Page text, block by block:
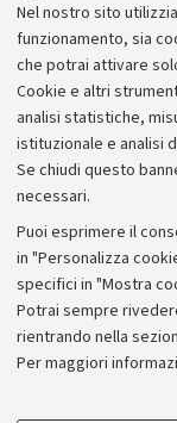
Nel nostro sito
funzionamento, sia
che potrai attivare
Cookie e altri
analisi statistiche,
istituzionale e analisi
Se chiudi questo
necessari.
Puoi esprimere il
in "Personalizza
specifici in "Mostra
Potrai sempre
rientrando nella
Per maggiori